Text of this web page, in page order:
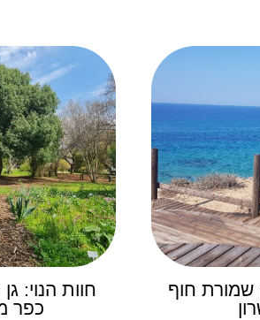
שמורת חוף
חוות הנוי:
כפר